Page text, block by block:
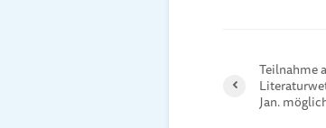
Teilnahme
Jan.